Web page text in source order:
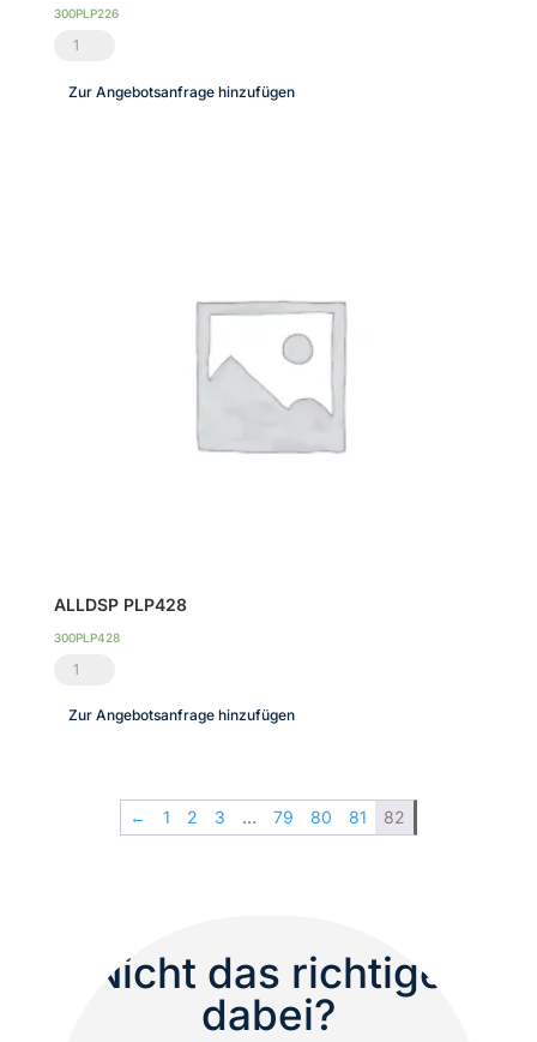
300PLP226
ALLDSP
Zur Angebotsanfrage hinzufügen
ALLDSP PLP428
300PLP428
ALLDSP
Zur Angebotsanfrage hinzufügen
← 1 2 3 … 79 80 81 82
Nicht das richtige
dabei?